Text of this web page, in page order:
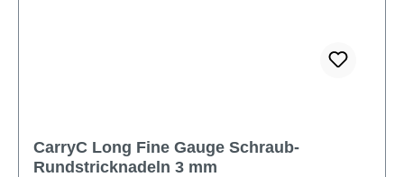
CarryC Long Fine Gauge Schraub-
Rundstricknadeln 3 mm